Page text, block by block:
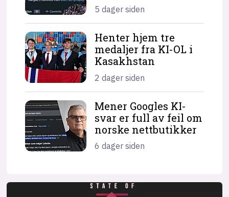
5 dager siden
Henter hjem tre
medaljer fra KI-OL i
Kasakhstan
2 dager siden
Mener Googles KI-
svar er full av feil om
norske nettbutikker
6 dager siden